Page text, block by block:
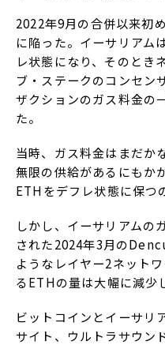
2022年9月の合併以来初
に陥った。イーサリアム
レ状態になり、そのとき
ブ・ステークのコンセン
ザクションのガス料金の
た。
当時、ガス料金はまだか
無限の供給があるにもか
ETHをデフレ状態に保つ
しかし、イーサリアムの
された2024年3月の
ようなレイヤー2ネット
るETHの量は大幅に減少
ビットコインとイーサリ
サイト、ウルトラサウン